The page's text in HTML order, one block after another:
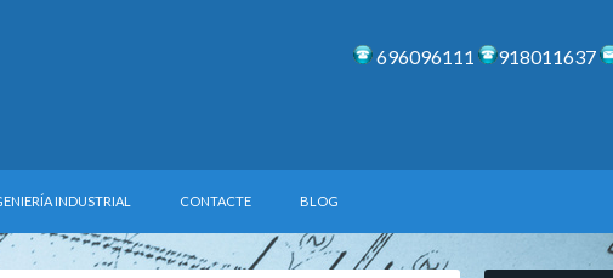
696096111 918011637
INDUSTRIAL CONTACTE BLOG